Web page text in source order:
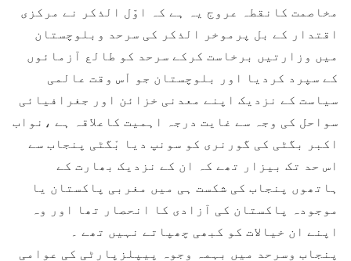
مخاصمت کانقطہ عروج یہ ہے کہ اوّل الذکر نے مرکزی
اقتدار کے بل پرموخر الذکر کی سرحد وبلوچستان
میں وزارتیں برخاست کرکے سرحد کو طالع آزمائوں
کے سپرد کردیا اور بلوچستان جو اْس وقت عالمی
سیاست کے نزدیک اپنے معدنی خزائن اور جغرافیائی
سواحل کی وجہ سے غایت درجہ اہمیت کاعلاقہ ہے ،نواب
اکبر بگٹی کی گورنری کو سونپ دیا بْگٹی پنجاب سے
اس حد تک بیزار تھے کہ ان کے نزدیک بھارت کے
ہاتھوں پنجاب کی شکست ہی میں مغربی پاکستان یا
موجودہ پاکستان کی آزادی کا انحصار تھا اور وہ
اپنے ان خیالات کو کبھی چھپاتے نہیں تھے ۔
پنجاب وسرحد میں بہمہ وجوہ پیپلزپارٹی کی عوامی